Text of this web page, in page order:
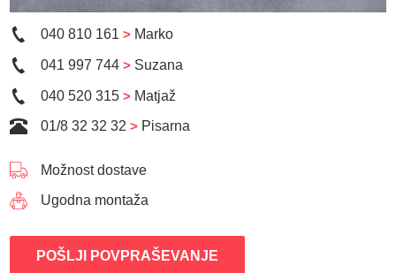
040 810 161> Marko
041 997 744> Suzana
040 520 315> Matjaž
01/8 32 32 32> Pisarna
Možnost dostave
Ugodna montaža
POŠLJI POVPRAŠEVANJE